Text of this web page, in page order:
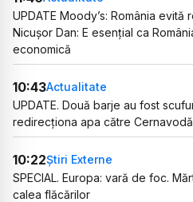
UPDATE Moody’s: România evită
Nicușor Dan: E esențial ca
economică
10:43Actualitate
UPDATE. Două barje au fost
redirecționa apa către
10:22Știri Externe
SPECIAL. Europa: vară de foc.
calea flăcărilor